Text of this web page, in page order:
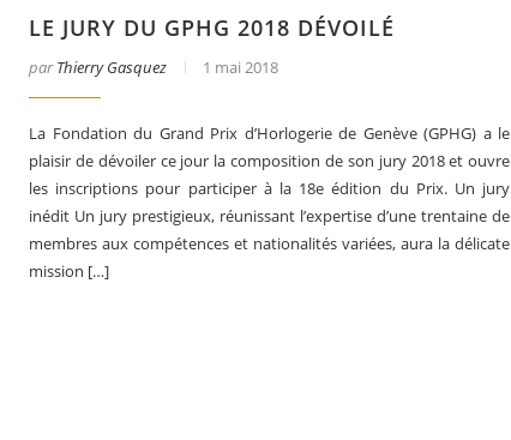
LE JURY DU GPHG 2018 DÉVOILÉ
parThierry Gasquez 1 mai 2018
La Fondation du Grand Prix d’Horlogerie de Genève (GPHG) a le
plaisir de dévoiler ce jour la composition de son jury 2018 et ouvre
les inscriptions pour participer à la 18e édition du Prix. Un jury
inédit Un jury prestigieux, réunissant l’expertise d’une trentaine de
membres aux compétences et nationalités variées, aura la délicate
mission […]